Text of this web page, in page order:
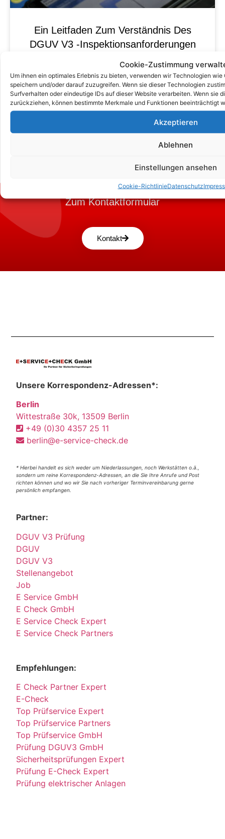
Cookie-Zustimmung
Um ihnen ein optimales Erlebnis zu bieten, verwenden wir Technologien
speichern und/oder darauf zuzugreifen. Wenn sie dieser Technologien
Surfverhalten oder eindeutige IDs auf dieser Website verarbeiten. Wenn sie
zurückziehen, können bestimmte Merkmale und Funktionen beeinträchtigt
Akzeptieren
Ablehnen
Einstellungen ansehen
Cookie-RichtlinieDatenschutz
Ein Leitfaden Zum Verständnis Des
DGUV V3 -Inspektionsanforderungen
Zum Kontaktformular
Kontakt
Unsere Korrespondenz-Adressen*:
Berlin
Wittestraße 30k, 13509 Berlin
+49 (0)30 4357 25 11
berlin@e-service-check.de
* Hierbei handelt es sich weder um Niederlassungen, noch Werkstätten o.ä.,
sondern um reine Korrespondenz-Adressen, an die Sie Ihre Anrufe und Post
richten können und wo wir Sie nach vorheriger Terminvereinbarung gerne
persönlich empfangen.
Partner:
DGUV V3 Prüfung
DGUV
DGUV V3
Stellenangebot
Job
E Service GmbH
E Check GmbH
E Service Check Expert
E Service Check Partners
Empfehlungen:
E Check Partner Expert
E-Check
Top Prüfservice Expert
Top Prüfservice Partners
Top Prüfservice GmbH
Prüfung DGUV3 GmbH
Sicherheitsprüfungen Expert
Prüfung E-Check Expert
Prüfung elektrischer Anlagen